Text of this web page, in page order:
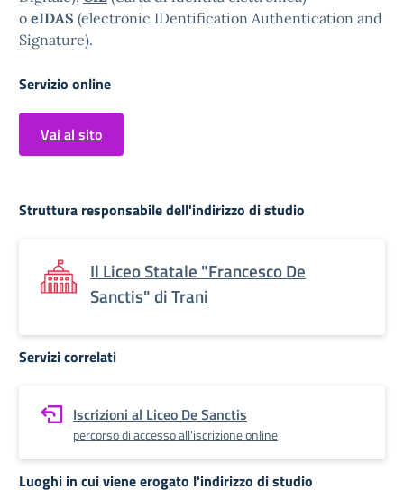
o eIDAS (electronic IDentification Authentication and
Signature).
Servizio online
Vai al sito
Struttura responsabile dell'indirizzo di studio
Il Liceo Statale "Francesco De
Sanctis" di Trani
Servizi correlati
Iscrizioni al Liceo De Sanctis
percorso di accesso all'iscrizione online
Luoghi in cui viene erogato l'indirizzo di studio